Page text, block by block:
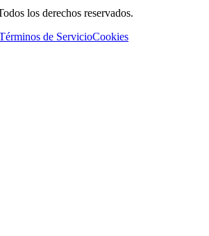
los derechos reservados.
de ServicioCookies